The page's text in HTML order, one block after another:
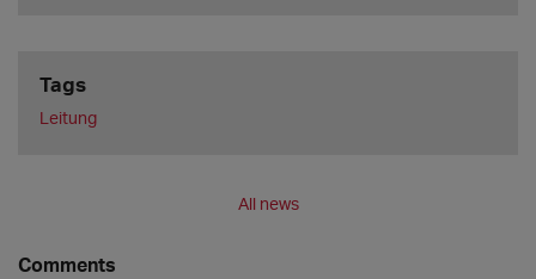
Tags
Leitung
All news
Comments